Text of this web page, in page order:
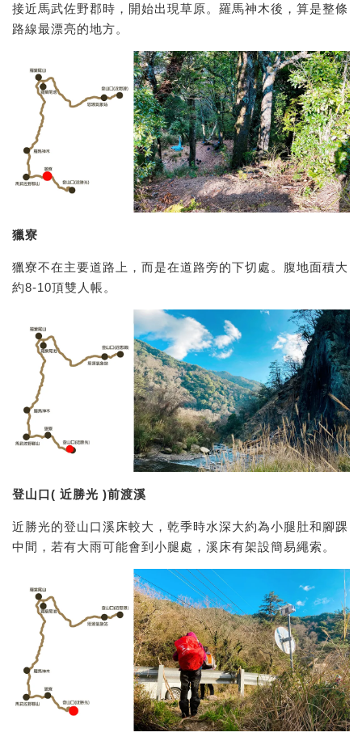
接近馬武佐野郡時，開始出現草原。羅馬神木後，算是整條
路線最漂亮的地方。
獵寮
獵寮不在主要道路上，而是在道路旁的下切處。腹地面積大
約8-10頂雙人帳。
登山口( 近勝光 )前渡溪
近勝光的登山口溪床較大，乾季時水深大約為小腿肚和腳踝
中間，若有大雨可能會到小腿處，溪床有架設簡易繩索。